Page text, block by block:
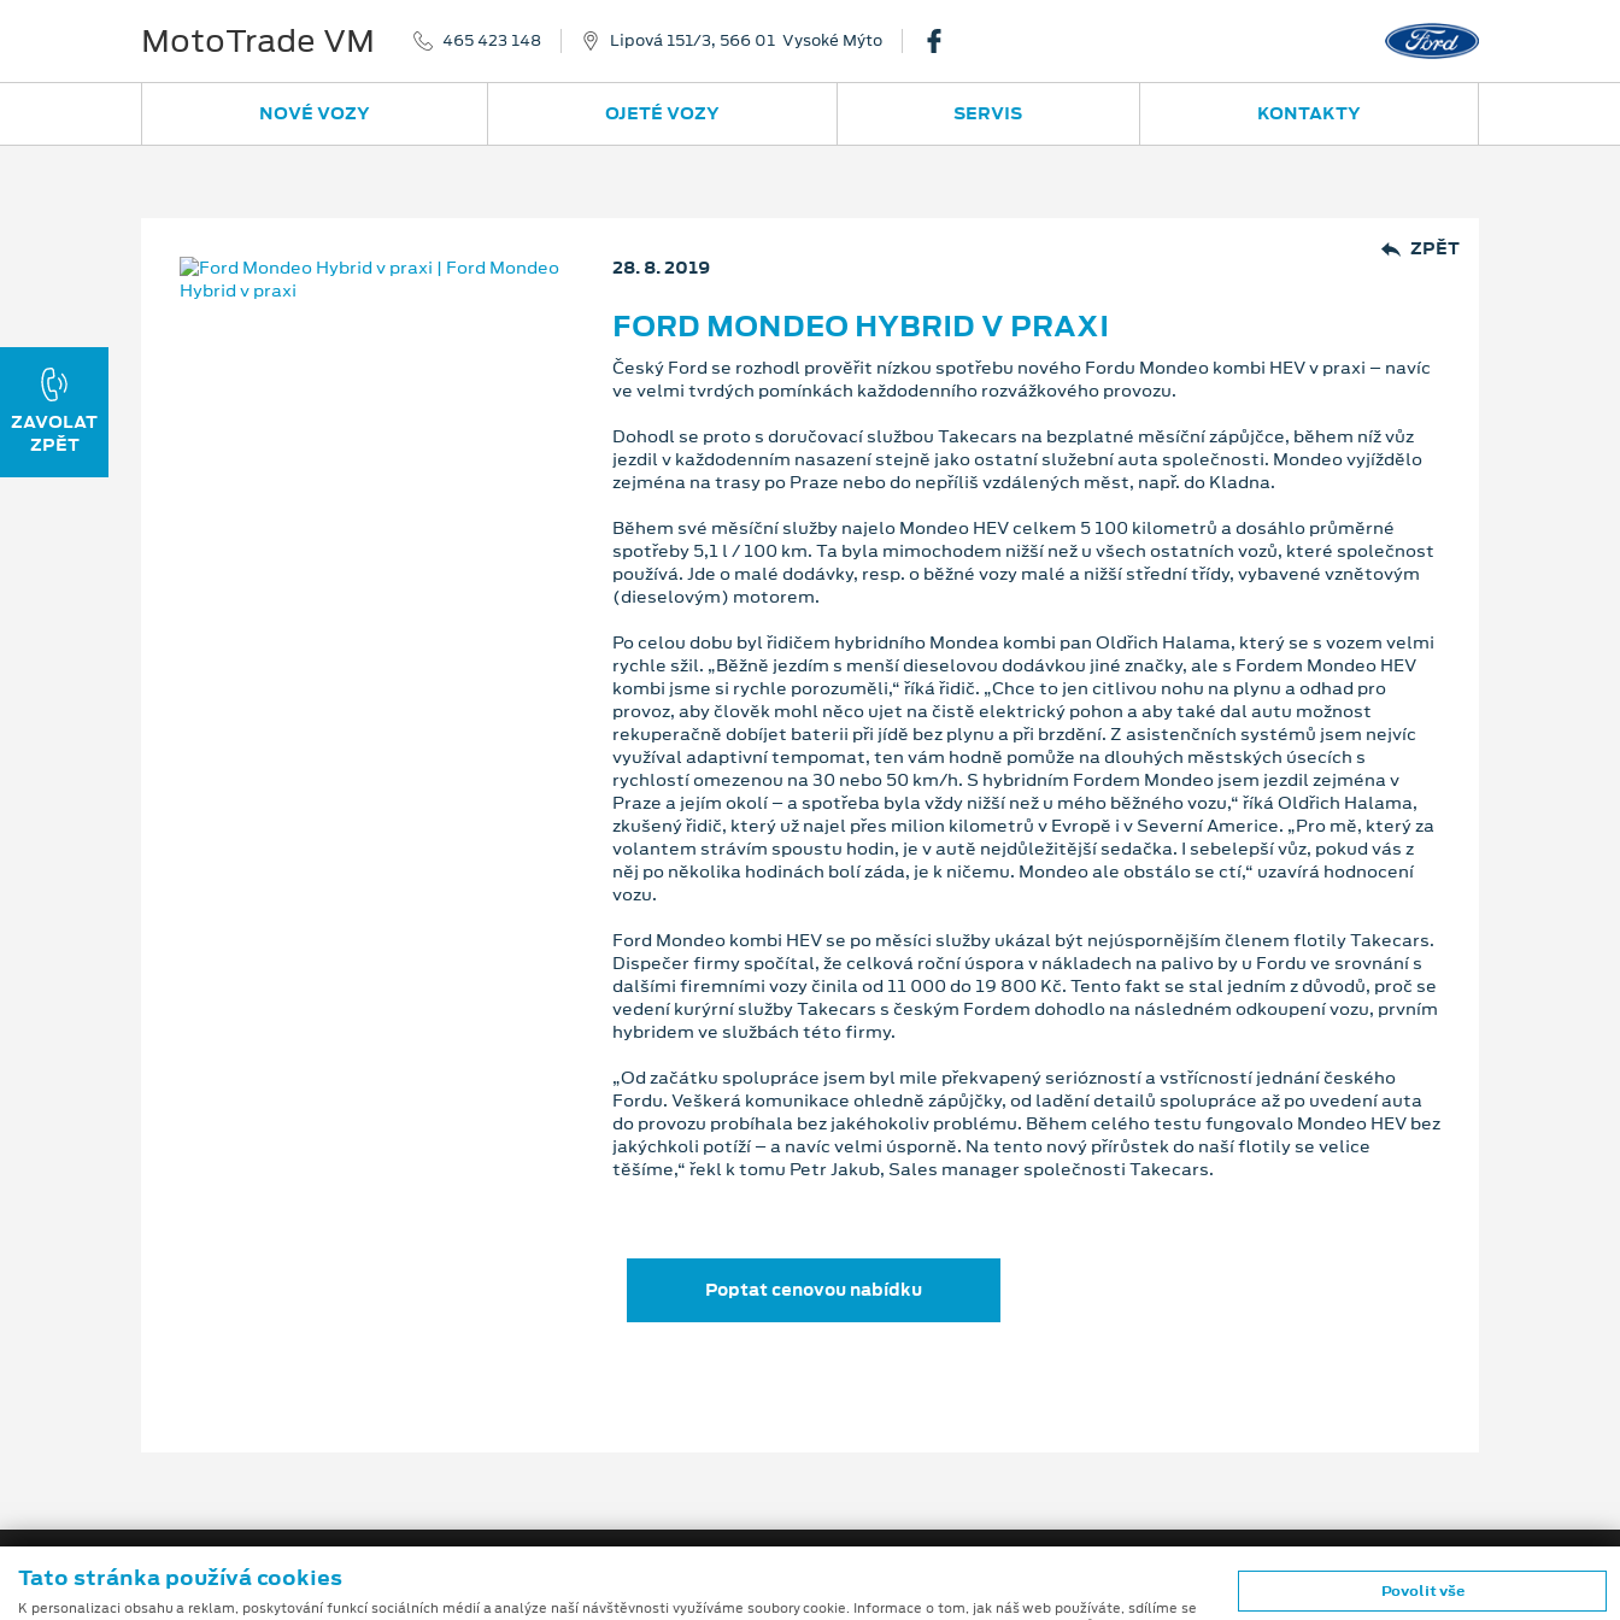
MotoTrade VM 465 423 148 Lipová 151/3, 566 01 Vysoké Mýto
NOVÉ VOZY OJETÉ VOZY SERVIS KONTAKTY
ZPĚT
28. 8. 2019
FORD MONDEO HYBRID V PRAXI
Český Ford se rozhodl prověřit nízkou spotřebu nového Fordu Mondeo kombi HEV v praxi – navíc
ve velmi tvrdých pomínkách každodenního rozvážkového provozu.
Dohodl se proto s doručovací službou Takecars na bezplatné měsíční zápůjčce, během níž vůz
jezdil v každodenním nasazení stejně jako ostatní služební auta společnosti. Mondeo vyjíždělo
zejména na trasy po Praze nebo do nepříliš vzdálených měst, např. do Kladna.
Během své měsíční služby najelo Mondeo HEV celkem 5 100 kilometrů a dosáhlo průměrné
spotřeby 5,1 l / 100 km. Ta byla mimochodem nižší než u všech ostatních vozů, které společnost
používá. Jde o malé dodávky, resp. o běžné vozy malé a nižší střední třídy, vybavené vznětovým
(dieselovým) motorem.
Po celou dobu byl řidičem hybridního Mondea kombi pan Oldřich Halama, který se s vozem velmi
rychle sžil. „Běžně jezdím s menší dieselovou dodávkou jiné značky, ale s Fordem Mondeo HEV
kombi jsme si rychle porozuměli,“ říká řidič. „Chce to jen citlivou nohu na plynu a odhad pro
provoz, aby člověk mohl něco ujet na čistě elektrický pohon a aby také dal autu možnost
rekuperačně dobíjet baterii při jídě bez plynu a při brzdění. Z asistenčních systémů jsem nejvíc
využíval adaptivní tempomat, ten vám hodně pomůže na dlouhých městských úsecích s
rychlostí omezenou na 30 nebo 50 km/h. S hybridním Fordem Mondeo jsem jezdil zejména v
Praze a jejím okolí – a spotřeba byla vždy nižší než u mého běžného vozu,“ říká Oldřich Halama,
zkušený řidič, který už najel přes milion kilometrů v Evropě i v Severní Americe. „Pro mě, který za
volantem strávím spoustu hodin, je v autě nejdůležitější sedačka. I sebelepší vůz, pokud vás z
něj po několika hodinách bolí záda, je k ničemu. Mondeo ale obstálo se ctí,“ uzavírá hodnocení
vozu.
Ford Mondeo kombi HEV se po měsíci služby ukázal být nejúspornějším členem flotily Takecars.
Dispečer firmy spočítal, že celková roční úspora v nákladech na palivo by u Fordu ve srovnání s
dalšími firemními vozy činila od 11 000 do 19 800 Kč. Tento fakt se stal jedním z důvodů, proč se
vedení kurýrní služby Takecars s českým Fordem dohodlo na následném odkoupení vozu, prvním
hybridem ve službách této firmy.
„Od začátku spolupráce jsem byl mile překvapený seriózností a vstřícností jednání českého
Fordu. Veškerá komunikace ohledně zápůjčky, od ladění detailů spolupráce až po uvedení auta
do provozu probíhala bez jakéhokoliv problému. Během celého testu fungovalo Mondeo HEV bez
jakýchkoli potíží – a navíc velmi úsporně. Na tento nový přírůstek do naší flotily se velice
těšíme,“ řekl k tomu Petr Jakub, Sales manager společnosti Takecars.
Poptat cenovou nabídku
Tato stránka používá cookies
K personalizaci obsahu a reklam, poskytování funkcí sociálních médií a analýze naší návštěvnosti využíváme soubory cookie. Informace o tom, jak náš web používáte, sdílíme se
Povolit vše